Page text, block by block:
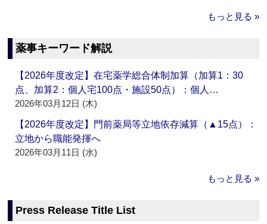
もっと見る »
薬事キーワード解説
【2026年度改定】在宅薬学総合体制加算（加算1：30
点、加算2：個人宅100点・施設50点）：個人…
2026年03月12日 (木)
【2026年度改定】門前薬局等立地依存減算（▲15点）：
立地から職能発揮へ
2026年03月11日 (水)
もっと見る »
Press Release Title List